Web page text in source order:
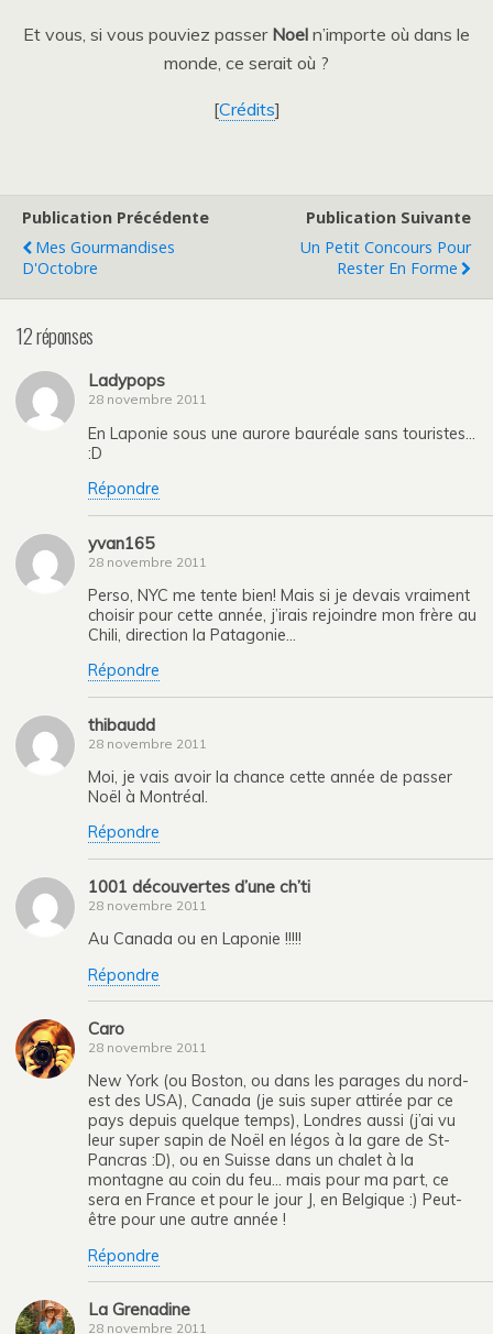
Et vous, si vous pouviez passer Noel n’importe où dans le
monde, ce serait où ?
[Crédits]
Publication Précédente
Mes Gourmandises
D'Octobre
Publication Suivante
Un Petit Concours Pour
Rester En Forme
12 réponses
Ladypops
28 novembre 2011
En Laponie sous une aurore bauréale sans touristes…
:D
Répondre
yvan165
28 novembre 2011
Perso, NYC me tente bien! Mais si je devais vraiment
choisir pour cette année, j’irais rejoindre mon frère au
Chili, direction la Patagonie…
Répondre
thibaudd
28 novembre 2011
Moi, je vais avoir la chance cette année de passer
Noël à Montréal.
Répondre
1001 découvertes d’une ch’ti
28 novembre 2011
Au Canada ou en Laponie !!!!!
Répondre
Caro
28 novembre 2011
New York (ou Boston, ou dans les parages du nord-
est des USA), Canada (je suis super attirée par ce
pays depuis quelque temps), Londres aussi (j’ai vu
leur super sapin de Noël en légos à la gare de St-
Pancras :D), ou en Suisse dans un chalet à la
montagne au coin du feu… mais pour ma part, ce
sera en France et pour le jour J, en Belgique :) Peut-
être pour une autre année !
Répondre
La Grenadine
28 novembre 2011